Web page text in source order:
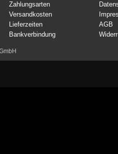
Zahlungsarten
Versandkosten
Lieferzeiten
Bankverbindung
AGB